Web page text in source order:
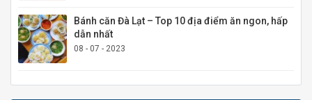
Bánh căn Đà Lạt – Top 10 địa điểm ăn ngon, hấp
dẫn nhất
08 - 07 - 2023